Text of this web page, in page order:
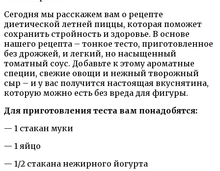
Сегодня мы расскажем вам о рецепте
диетической летней пиццы, которая поможет
сохранить стройность и здоровье. В основе
нашего рецепта – тонкое тесто, приготовленное
без дрожжей, и легкий, но насыщенный
томатный соус. Добавьте к этому ароматные
специи, свежие овощи и нежный творожный
сыр – и у вас получится настоящая вкуснятина,
которую можно есть без вреда для фигуры.
Для приготовления теста вам понадобятся:
— 1 стакан муки
— 1 яйцо
— 1/2 стакана нежирного йогурта